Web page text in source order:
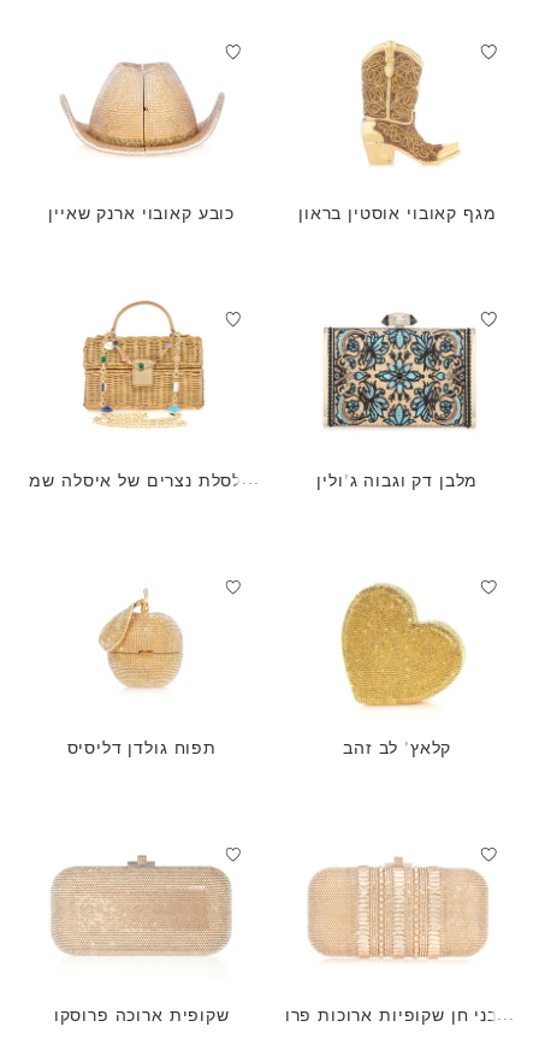
מגף קאובוי אוסטין בראון כובע קאובוי ארנק שאיין
מלבן דק וגבוה ג'ולין
סלסלת נצרים של איסלה שמ
קלאץ' לב זהב תפוח גולדן דליסיס
אבני חן שקופיות ארוכות פרו
שקופית ארוכה פרוסקו